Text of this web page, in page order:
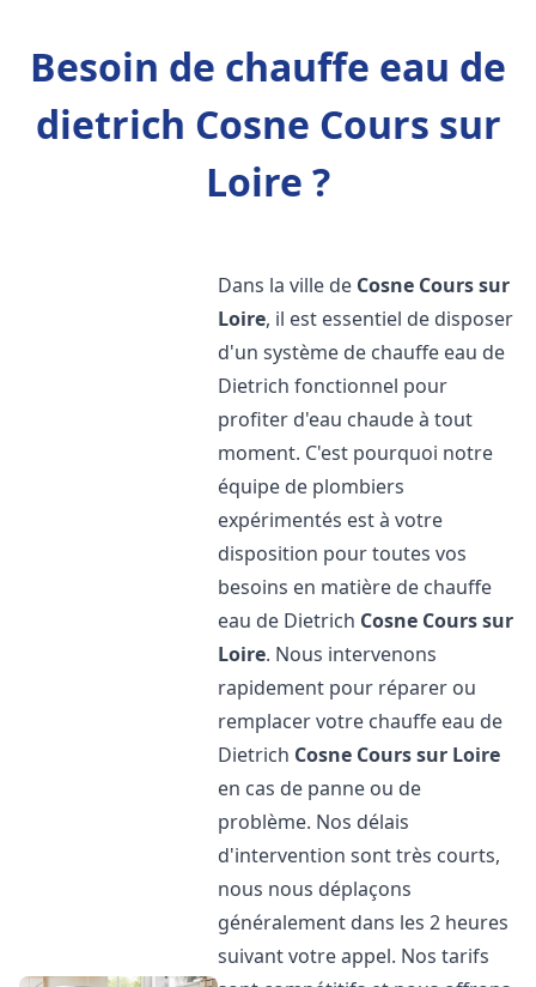
Besoin de chauffe eau de
dietrich Cosne Cours sur
Loire ?
Dans la ville de Cosne Cours sur
Loire, il est essentiel de disposer
d'un système de chauffe eau de
Dietrich fonctionnel pour
profiter d'eau chaude à tout
moment. C'est pourquoi notre
équipe de plombiers
expérimentés est à votre
disposition pour toutes vos
besoins en matière de chauffe
eau de Dietrich Cosne Cours sur
Loire. Nous intervenons
rapidement pour réparer ou
remplacer votre chauffe eau de
Dietrich Cosne Cours sur Loire
en cas de panne ou de
problème. Nos délais
d'intervention sont très courts,
nous nous déplaçons
généralement dans les 2 heures
suivant votre appel. Nos tarifs